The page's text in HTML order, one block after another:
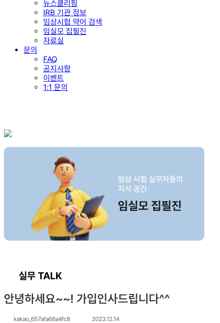
뉴스클리핑
IRB 기관 정보
임상시험 약어 검색
임실모 집필진
자료실
문의
FAQ
공지사항
이벤트
1:1 문의
실무 TALK
안녕하세요~~! 가입인사드립니다^^
kakao_657afa66a4fc8
2023.12.14